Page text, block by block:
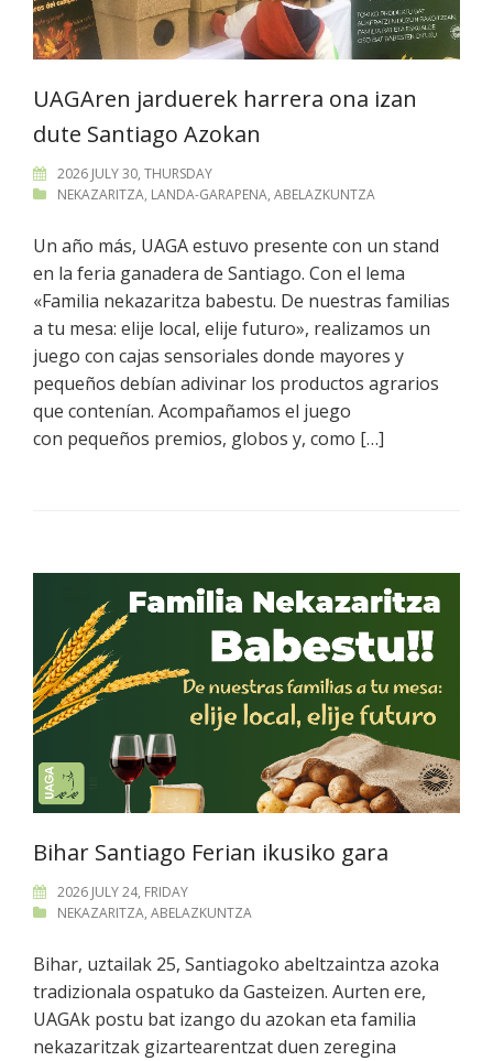
UAGAren jarduerek harrera ona izan
dute Santiago Azokan
2026 JULY 30, THURSDAY
NEKAZARITZA, LANDA-GARAPENA, ABELAZKUNTZA
Un año más, UAGA estuvo presente con un stand
en la feria ganadera de Santiago. Con el lema
«Familia nekazaritza babestu. De nuestras familias
a tu mesa: elije local, elije futuro», realizamos un
juego con cajas sensoriales donde mayores y
pequeños debían adivinar los productos agrarios
que contenían. Acompañamos el juego
con pequeños premios, globos y, como […]
Bihar Santiago Ferian ikusiko gara
2026 JULY 24, FRIDAY
NEKAZARITZA, ABELAZKUNTZA
Bihar, uztailak 25, Santiagoko abeltzaintza azoka
tradizionala ospatuko da Gasteizen. Aurten ere,
UAGAk postu bat izango du azokan eta familia
nekazaritzak gizartearentzat duen zeregina